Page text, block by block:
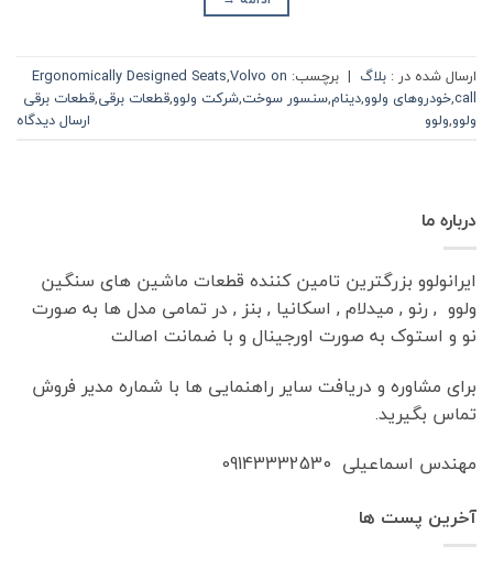
ارسال شده در : بلاگ | برچسب: Ergonomically Designed Seats,Volvo on
call
,خودروهای ولوو,دینام,سنسور سوخت,شرکت ولوو,قطعات برقی,قطعات برقی
ولوو,ولوو ارسال دیدگاه
درباره ما
ایرانولوو بزرگترین تامین کننده قطعات ماشین های سنگین
ولوو , رنو , میدلام , اسکانیا , بنز , در تمامی مدل ها به صورت
نو و استوک به صورت اورجینال و با ضمانت اصالت
برای مشاوره و دریافت سایر راهنمایی ها با شماره مدیر فروش
تماس بگیرید.
مهندس اسماعیلی 09143332530
آخرین پست ها